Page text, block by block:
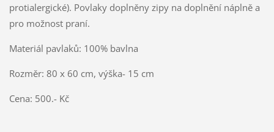
protialergické). Povlaky doplněny zipy na doplnění náplně a
pro možnost praní.
Materiál pavlaků: 100% bavlna
Rozměr: 80 x 60 cm, výška- 15 cm
Cena: 500.- Kč